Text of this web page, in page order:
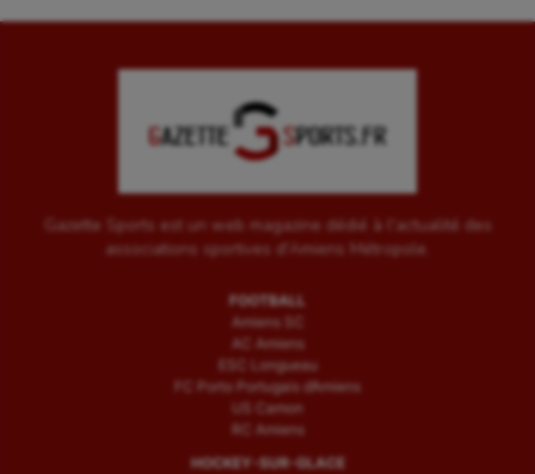
Gazette Sports est un web magazine dédié à l'actualité des
associations sportives d'Amiens Métropole.
FOOTBALL
Amiens SC
AC Amiens
ESC Longueau
FC Porto Portugais d’Amiens
US Camon
RC Amiens
HOCKEY-SUR-GLACE